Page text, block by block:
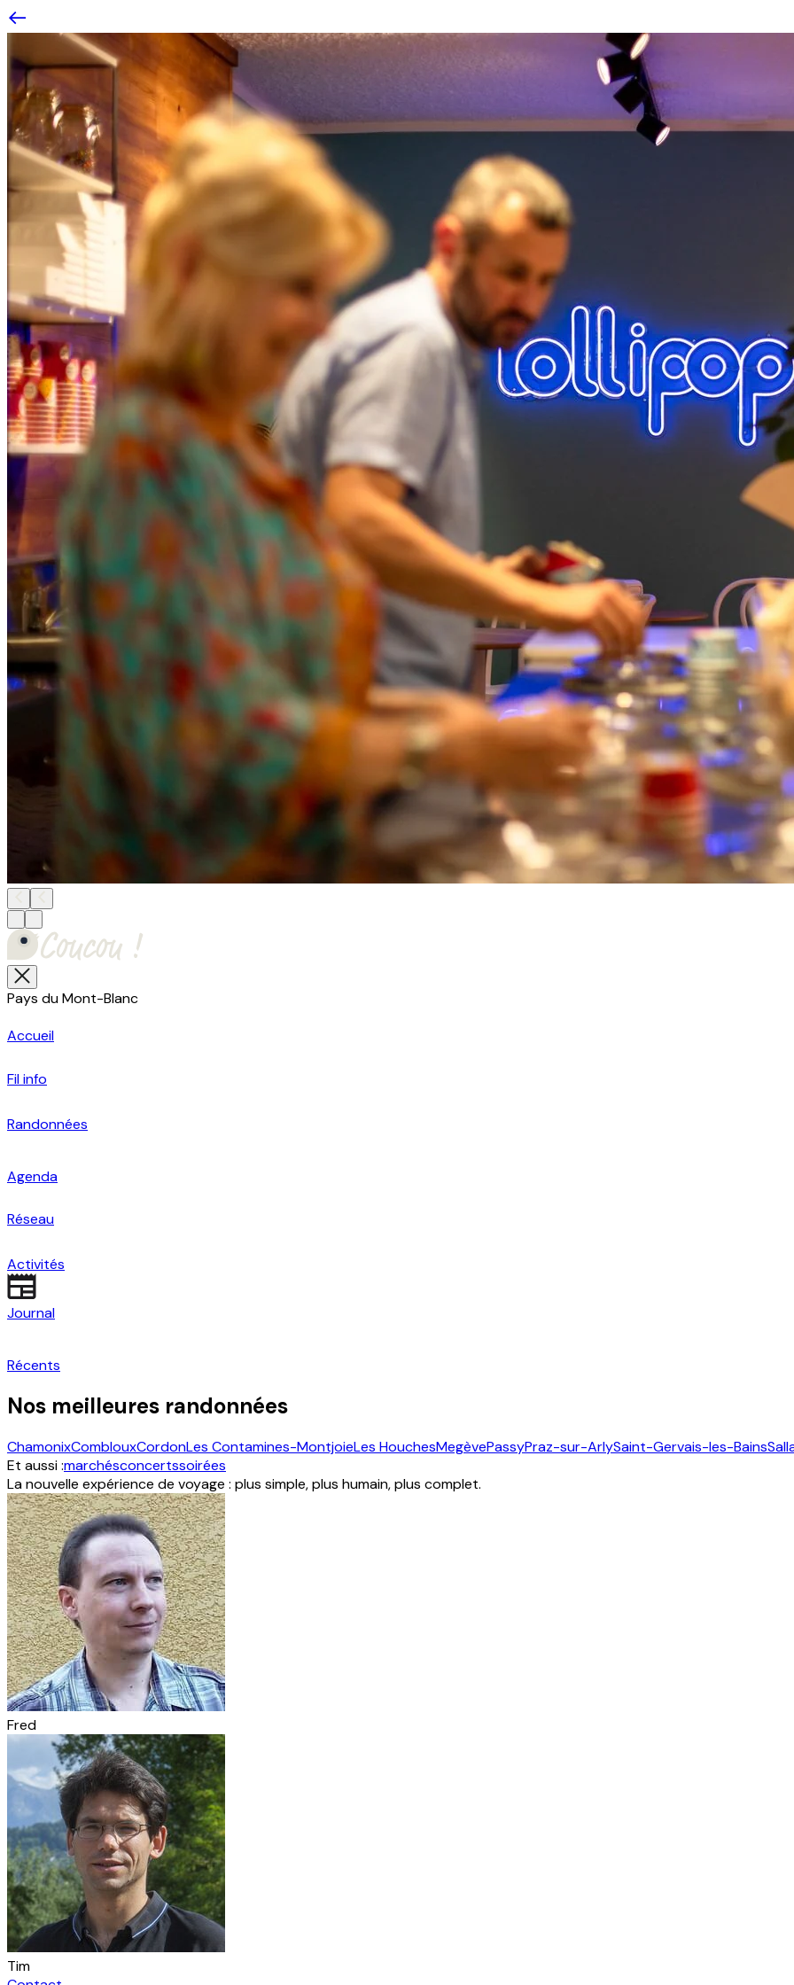
Pays du Mont-Blanc
Accueil
Fil info
Randonnées
Agenda
Réseau
Activités
Journal
Récents
Nos meilleures randonnées
ChamonixComblouxCordonLes Contamines-MontjoieLes HouchesMegèvePassyPraz-sur-ArlySaint-Gervais-les-Bains
Et aussi :marchésconcertssoirées
La nouvelle expérience de voyage : plus simple, plus humain, plus complet.
Fred
Tim